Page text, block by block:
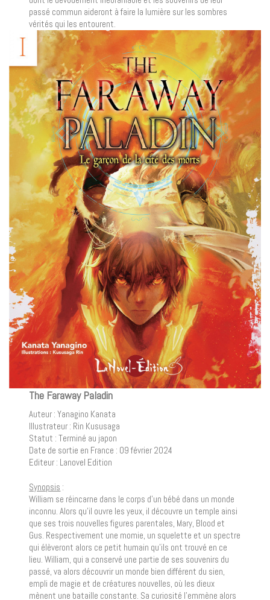
passé commun aideront à faire la lumière sur les sombres
vérités qui les entourent.
The Faraway Paladin
Auteur : Yanagino Kanata
Illustrateur : Rin Kususaga
Statut : Terminé au japon
Date de sortie en France : 09 février 2024
Editeur : Lanovel Edition
Synopsis :
William se réincarne dans le corps d’un bébé dans un monde
inconnu. Alors qu’il ouvre les yeux, il découvre un temple ainsi
que ses trois nouvelles figures parentales, Mary, Blood et
Gus. Respectivement une momie, un squelette et un spectre
qui élèveront alors ce petit humain qu’ils ont trouvé en ce
lieu. William, qui a conservé une partie de ses souvenirs du
passé, va alors découvrir un monde bien différent du sien,
empli de magie et de créatures nouvelles, où les dieux
mènent une bataille constante. Sa curiosité l’emmène alors